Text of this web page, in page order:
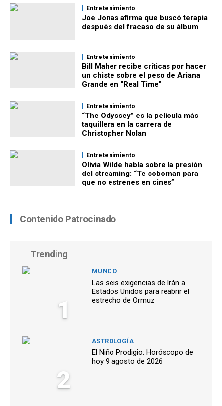
Entretenimiento
Joe Jonas afirma que buscó terapia
después del fracaso de su álbum
Entretenimiento
Bill Maher recibe críticas por hacer
un chiste sobre el peso de Ariana
Grande en “Real Time”
Entretenimiento
“The Odyssey” es la película más
taquillera en la carrera de
Christopher Nolan
Entretenimiento
Olivia Wilde habla sobre la presión
del streaming: “Te sobornan para
que no estrenes en cines”
Contenido Patrocinado
Trending
1
MUNDO
Las seis exigencias de Irán a
Estados Unidos para reabrir el
estrecho de Ormuz
2
ASTROLOGÍA
El Niño Prodigio: Horóscopo de
hoy 9 agosto de 2026